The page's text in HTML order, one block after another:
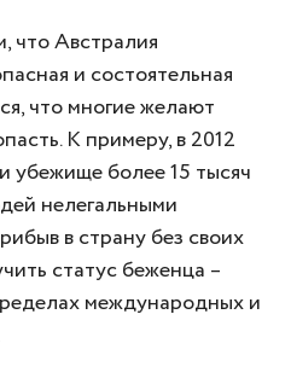
что Австралия
и состоятельная
что многие желают
К примеру, в 2012
убежище более 15 тысяч
нелегальными
в страну без своих
статус беженца –
международных и